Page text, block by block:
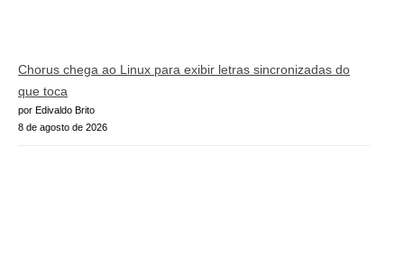
Chorus chega ao Linux para exibir letras sincronizadas do
que toca
por Edivaldo Brito
8 de agosto de 2026